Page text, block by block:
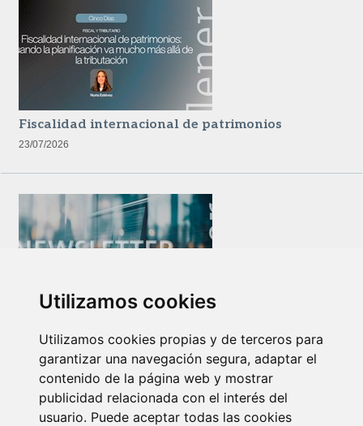
Utilizamos cookies
Utilizamos cookies propias y de terceros para
garantizar una navegación segura, adaptar el
contenido de la página web y mostrar
publicidad relacionada con el interés del
usuario. Puede aceptar todas las cookies
Fiscalidad internacional de patrimonios
23/07/2026
14/07/2026